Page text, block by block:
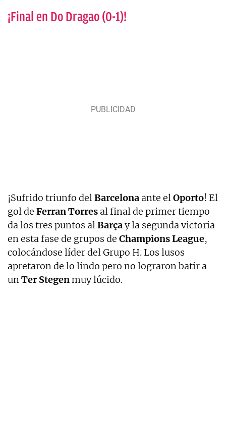
¡Final en Do Dragao (0-1)!
¡Sufrido triunfo delBarcelona ante elOporto! El
gol de FerranTorres al final de primer tiempo
da los tres puntos alBarçay la segunda victoria
en esta fase de grupos de ChampionsLeague,
colocándose líder del Grupo H. Los lusos
apretaron de lo lindo pero no lograron batir a
unTer Stegenmuy lúcido.